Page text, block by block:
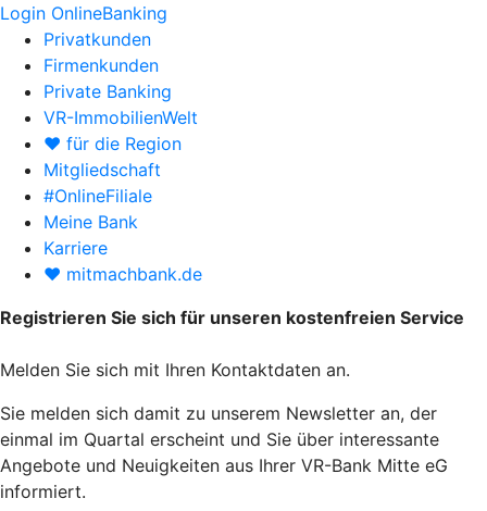
Login OnlineBanking
Privatkunden
Firmenkunden
Private Banking
VR-ImmobilienWelt
♥ für die Region
Mitgliedschaft
#OnlineFiliale
Meine Bank
Karriere
♥ mitmachbank.de
Registrieren Sie sich für unseren kostenfreien Service
Melden Sie sich mit Ihren Kontaktdaten an.
Sie melden sich damit zu unserem Newsletter an, der
einmal im Quartal erscheint und Sie über interessante
Angebote und Neuigkeiten aus Ihrer VR-Bank Mitte eG
informiert.